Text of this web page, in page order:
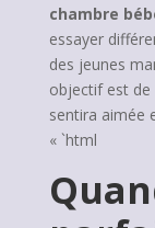
chambre
essayer
des jeunes
objectif est de
sentira aimée
« `html